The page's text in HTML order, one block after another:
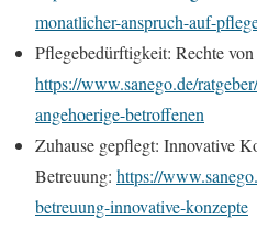
monatlicher-anspruch-auf-
Pflegebedürftigkeit: Rechte
https://www.sanego.de/
angehoerige-betroffenen
Zuhause gepflegt: Innovative
Betreuung: https://
betreuung-innovative-konzepte